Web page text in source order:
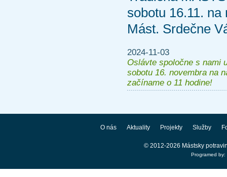
sobotu 16.11.
Mást. Srdečne
2024-11-03
Oslávte spoločne s nami
sobotu 16. novembra na
začíname o 11 hodine!
O nás Aktuality Projekty Služby
© 2012-2026 Mástsky
Programed by: